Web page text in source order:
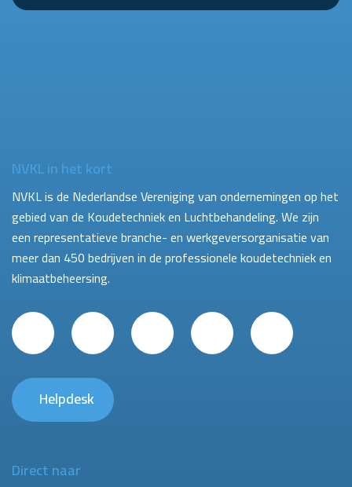
NVKL in het kort
NVKL is de Nederlandse Vereniging van ondernemingen op het
gebied van de Koudetechniek en Luchtbehandeling. We zijn
een representatieve branche- en werkgeversorganisatie van
meer dan 450 bedrijven in de professionele koudetechniek en
klimaatbeheersing.
Helpdesk
Direct naar